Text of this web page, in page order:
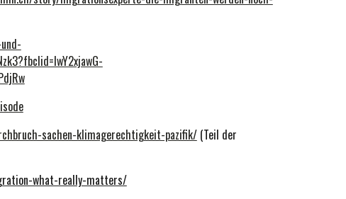
sachen-klimagerechtigkeit-pazifik/(Teil der
what-really-matters/